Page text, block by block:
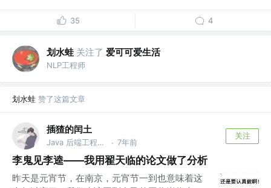
35 4
划水蛙 关注了 爱可可爱生活
NLP工程师
划水蛙 赞了这篇文章
插猹的闰土
Java 后端工程师 @阿里巴巴 · 7年前
关注
李鬼见李逵——我用翟天临的论文做了分析
昨天是元宵节，在南京，元宵节一到也意味着这